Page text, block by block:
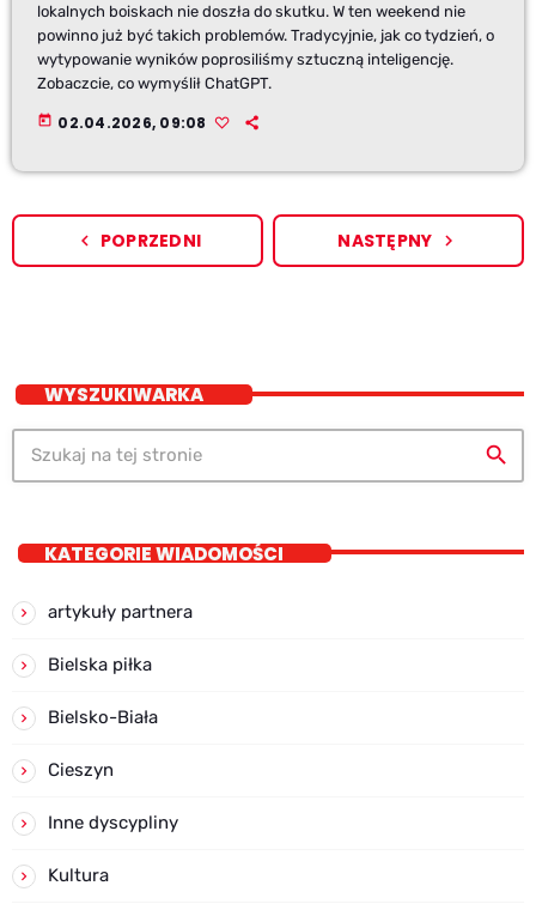
lokalnych boiskach nie doszła do skutku. W ten weekend nie
powinno już być takich problemów. Tradycyjnie, jak co tydzień, o
wytypowanie wyników poprosiliśmy sztuczną inteligencję.
Zobaczcie, co wymyślił ChatGPT.
today 02.04.2026, 09:08
navigate_before POPRZEDNI NASTĘPNY navigate_next
WYSZUKIWARKA
search
KATEGORIE WIADOMOŚCI
artykuły partnera
Bielska piłka
Bielsko-Biała
Cieszyn
Inne dyscypliny
Kultura